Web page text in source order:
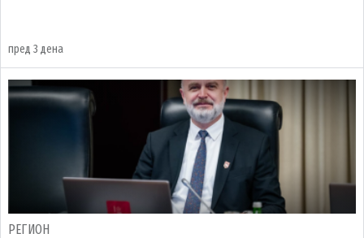
пред 3 дена
РЕГИОН